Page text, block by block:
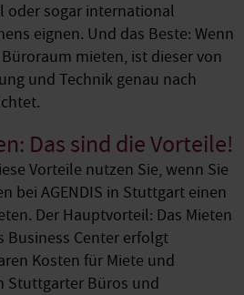
oder sogar international
eignen. Und das Beste: Wenn
Büroraum mieten, ist dieser von
und Technik genau nach
Das sind die Vorteile!
Vorteile nutzen Sie, wenn Sie
bei AGENDIS in Stuttgart einen
Der Hauptvorteil: Das Mieten
Business Center erfolgt
Kosten für Miete und
Stuttgarter Büros und